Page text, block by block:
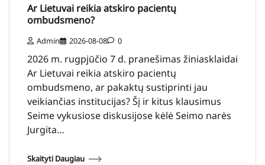
Ar Lietuvai reikia atskiro pacientų
ombudsmeno?
Admin 2026-08-08 0
2026 m. rugpjūčio 7 d. pranešimas žiniasklaidai
Ar Lietuvai reikia atskiro pacientų
ombudsmeno, ar pakaktų sustiprinti jau
veikiančias institucijas? Šį ir kitus klausimus
Seime vykusiose diskusijose kėlė Seimo narės
Jurgita…
Skaityti Daugiau